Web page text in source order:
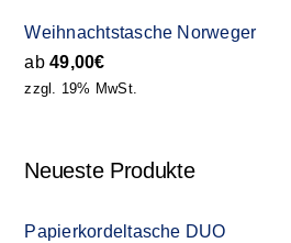
Weihnachtstasche Norweger
ab49,00€
zzgl. 19% MwSt.
Neueste Produkte
Papierkordeltasche DUO